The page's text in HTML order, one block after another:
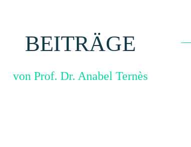
BEITRÄGE
von Prof. Dr. Anabel Ternès